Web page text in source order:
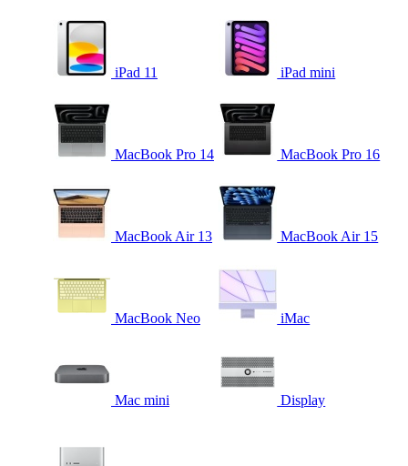
iPad 11 iPad mini
MacBook Pro 14 MacBook Pro 16
MacBook Air 13 MacBook Air 15
MacBook Neo iMac
Mac mini Display